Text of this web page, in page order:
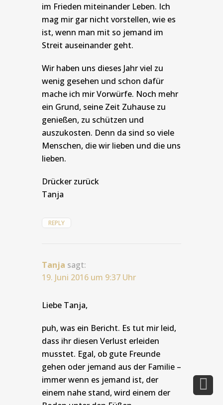
im Frieden miteinander Leben. Ich
mag mir gar nicht vorstellen, wie es
ist, wenn man mit so jemand im
Streit auseinander geht.
Wir haben uns dieses Jahr viel zu
wenig gesehen und schon dafür
mache ich mir Vorwürfe. Noch mehr
ein Grund, seine Zeit Zuhause zu
genießen, zu schützen und
auszukosten. Denn da sind so viele
Menschen, die wir lieben und die uns
lieben.
Drücker zurück
Tanja
REPLY
Tanja sagt:
19. Juni 2016 um 9:37 Uhr
Liebe Tanja,
puh, was ein Bericht. Es tut mir leid,
dass ihr diesen Verlust erleiden
musstet. Egal, ob gute Freunde
gehen oder jemand aus der Familie –
immer wenn es jemand ist, der
einem nahe stand, wird einem der